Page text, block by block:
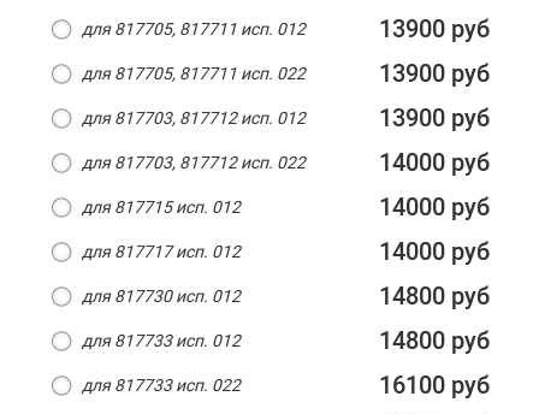
для 817705, 817711 исп. 012 13900 руб
для 817705, 817711 исп. 022 13900 руб
для 817703, 817712 исп. 012 13900 руб
для 817703, 817712 исп. 022 14000 руб
для 817715 исп. 012 14000 руб
для 817717 исп. 012 14000 руб
для 817730 исп. 012 14800 руб
для 817733 исп. 012 14800 руб
для 817733 исп. 022 16100 руб